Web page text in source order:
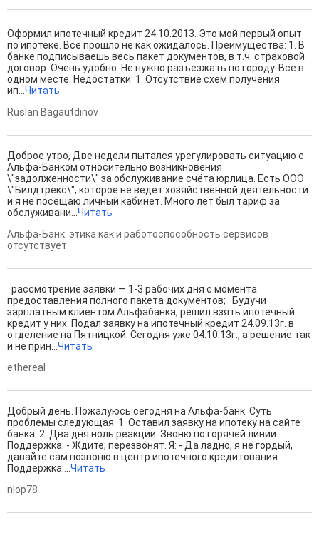
Оформил ипотечный кредит 24.10.2013. Это мой первый опыт
по ипотеке. Все прошло не как ожидалось. Преимущества: 1. В
банке подписываешь весь пакет документов, в т.ч. страховой
договор. Очень удобно. Не нужно разъезжать по городу. Все в
одном месте. Недостатки: 1. Отсутствие схем получения
ип... Читать
Ruslan Bagautdinov
Доброе утро, Две недели пытался урегулировать ситуацию с
Альфа-Банком относительно возникновения
\"задолженности\" за обслуживание счёта юрлица. Есть ООО
\"Билдтрекс\", которое не ведет хозяйственной деятельности
и я не посещаю личный кабинет. Много лет был тариф за
обслуживани... Читать
Альфа-Банк: этика как и работоспособность сервисов
отсутствует
рассмотрение заявки — 1-3 рабочих дня с момента
предоставления полного пакета документов; Будучи
зарплатным клиентом Альфабанка, решил взять ипотечный
кредит у них. Подал заявку на ипотечный кредит 24.09.13г. в
отделение на Пятницкой. Сегодня уже 04.10.13г., а решение так
и не прин... Читать
ethereal
Добрый день. Пожалуюсь сегодня на Альфа-банк. Суть
проблемы следующая: 1. Оставил заявку на ипотеку на сайте
банка. 2. Два дня ноль реакции. Звоню по горячей линии.
Поддержка: - Ждите, перезвонят. Я: - Да ладно, я не гордый,
давайте сам позвоню в центр ипотечного кредитования.
Поддержка:... Читать
nlop78